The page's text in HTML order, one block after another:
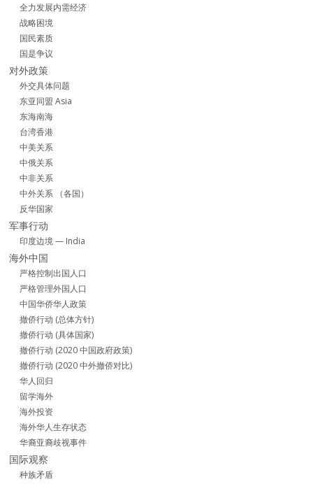
全力发展内需经济
战略困境
国民素质
国是争议
对外政策
外交具体问题
东亚同盟 Asia
东海南海
台湾香港
中美关系
中俄关系
中非关系
中外关系 （各国）
反华国家
军事行动
印度边境 — India
海外中国
严格控制出国人口
严格管理外国人口
中国华侨华人政策
撤侨行动 (总体方针)
撤侨行动 (具体国家)
撤侨行动 (2020 中国政府政策)
撤侨行动 (2020 中外撤侨对比)
华人回归
留学海外
海外投资
海外华人生存状态
华裔亚裔歧视事件
国际观察
种族矛盾